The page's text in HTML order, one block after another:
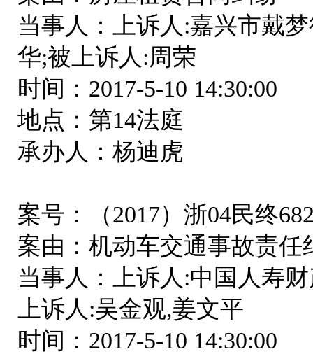
当事人：上诉人:嘉兴市戴
华;被上诉人:周荣
时间：2017-5-10 14:30:00
地点：第14法庭
承办人：杨迪虎
案号：（2017）浙04民终
案由：机动车交通事故责任
当事人：上诉人:中国人寿
上诉人:吴金观,姜文平
时间：2017-5-10 14:30:00